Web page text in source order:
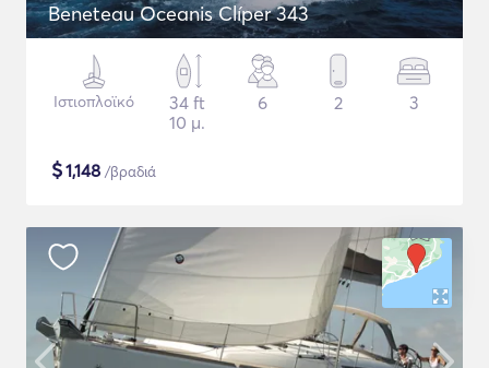
Beneteau Oceanis Clíper 343
Ιστιοπλοϊκό
34 ft
10 μ.
6 2 3
$1,148 /βραδιά